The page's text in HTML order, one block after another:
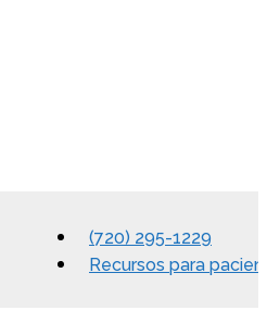
(720) 295-1229
Recursos para